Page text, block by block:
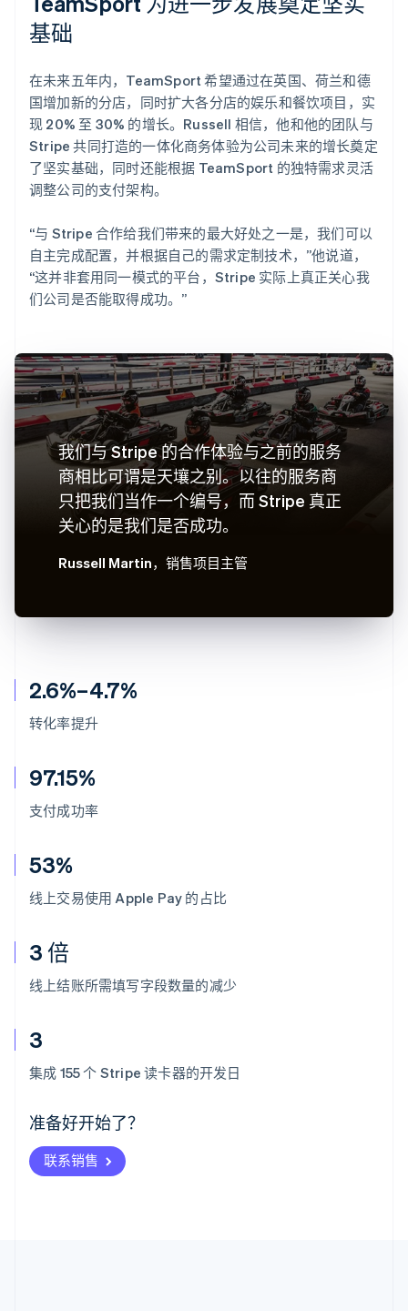
2.6%–4.7%
转化率提升
97.15%
支付成功率
53%
线上交易使用 Apple Pay 的占比
3 倍
线上结账所需填写字段数量的减少
3
集成 155 个 Stripe 读卡器的开发日
准备好开始了？
联系销售
基础
在未来五年内，TeamSport 希望通过在英国、荷兰和德
国增加新的分店，同时扩大各分店的娱乐和餐饮项目，实
现 20% 至 30% 的增长。Russell 相信，他和他的团队与
Stripe 共同打造的一体化商务体验为公司未来的增长奠定
了坚实基础，同时还能根据 TeamSport 的独特需求灵活
调整公司的支付架构。
“与 Stripe 合作给我们带来的最大好处之一是，我们可以
自主完成配置，并根据自己的需求定制技术，”他说道，
“这并非套用同一模式的平台，Stripe 实际上真正关心我
们公司是否能取得成功。”
我们与 Stripe 的合作体验与之前的服务
商相比可谓是天壤之别。以往的服务商
只把我们当作一个编号，而 Stripe 真正
关心的是我们是否成功。
Russell Martin，销售项目主管
爱尔兰
爱沙尼亚
English
奥地利
Deutsch English